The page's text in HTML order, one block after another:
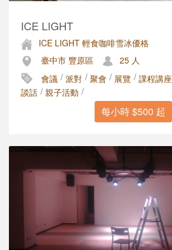
ICE LIGHT
ICE LIGHT 輕食咖啡雪冰優格
臺中市 豐原區
25 人
會議 / 派對 / 聚會 / 展覽 / 課程講座
談話 / 親子活動 /
每小時 $500 起